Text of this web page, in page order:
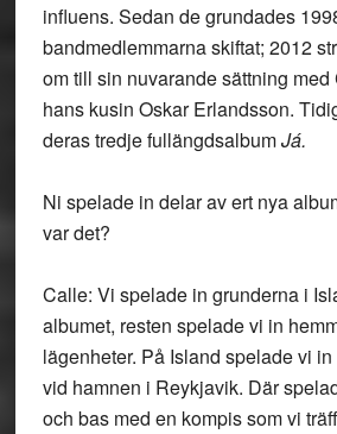
influens. Sedan de grundades
bandmedlemmarna skiftat; 2012
om till sin nuvarande sättning
hans kusin Oskar Erlandsson.
deras tredje fullängdsalbumJá.
Ni spelade in delar av ert nya
var det?
Calle: Vi spelade in grunderna i
albumet, resten spelade vi in
lägenheter. På Island spelade vi
vid hamnen i Reykjavik. Där
och bas med en kompis som vi